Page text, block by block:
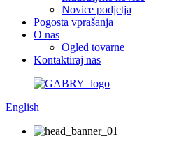
Novice podjetja
Pogosta vprašanja
O nas
Ogled tovarne
Kontaktiraj nas
English